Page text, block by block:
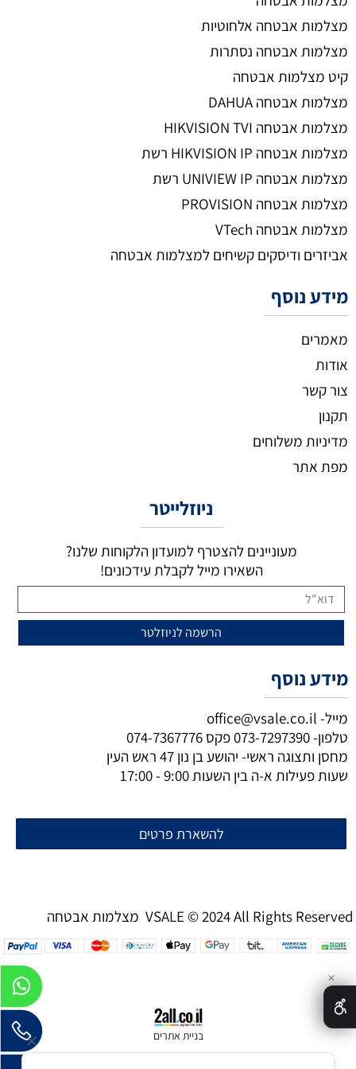
מצלמות אבטחה אלחוטיות
מצלמות אבטחה נסתרות
קיט מצלמות אבטחה
מצלמות אבטחה DAHUA
מצלמות אבטחה HIKVISION TVI
מצלמות אבטחה HIKVISION IP רשת
מצלמות אבטחה UNIVIEW IP רשת
מצלמות אבטחה PROVISION
מצלמות אבטחה VTech
אביזרים ודיסקים קשיחים למצלמות אבטחה
מידע נוסף
מאמרים
אודות
צור קשר
תקנון
מדיניות משלוחים
מפת אתר
ניוזלייטר
מעוניינים להצטרף למועדון הלקוחות שלנו?
השאירו מייל לקבלת עידכונים!
מידע נוסף
מייל- office@vsale.co.il
טלפון-073-7297390פקס 074-7367776
מחסן ותצוגה ראשי- יהושע בן נון 47 ראש העין
שעות פעילות א-ה בין השעות 9:00 - 17:00
להשארת פרטים
מצלמות אבטחה VSALE © 2024 All Rights Reserved
בניית אתרים
✕